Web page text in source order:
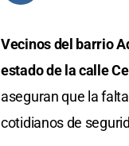
Vecinos del barrio
estado de la calle
aseguran que la
cotidianos de